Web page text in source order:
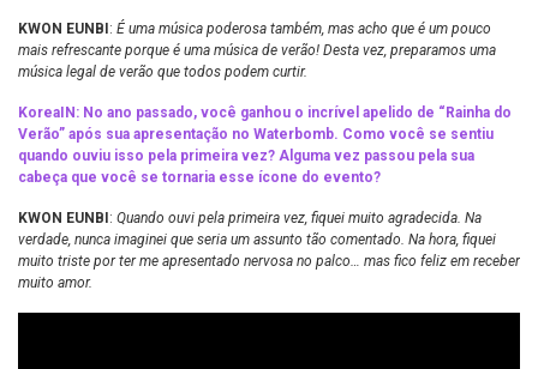
KWON EUNBI : É uma música poderosa também, mas acho que é um pouco
mais refrescante porque é uma música de verão! Desta vez, preparamos uma
música legal de verão que todos podem curtir.
KoreaIN: No ano passado, você ganhou o incrível apelido de “Rainha do
Verão” após sua apresentação no Waterbomb. Como você se sentiu
quando ouviu isso pela primeira vez? Alguma vez passou pela sua
cabeça que você se tornaria esse ícone do evento?
KWON EUNBI : Quando ouvi pela primeira vez, fiquei muito agradecida. Na
verdade, nunca imaginei que seria um assunto tão comentado. Na hora, fiquei
muito triste por ter me apresentado nervosa no palco… mas fico feliz em receber
muito amor.